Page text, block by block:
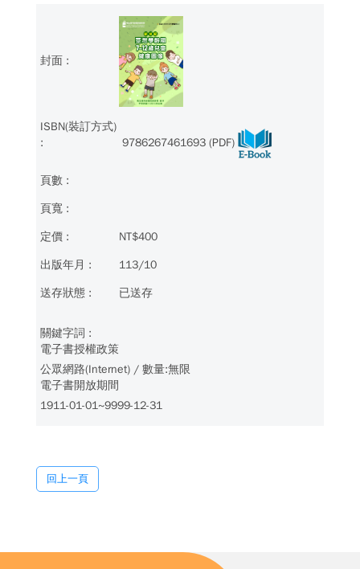
9786267461693 (PDF)
NT$400
113/10
已送存
電子書授權政策
公眾網路(Internet) / 數量:無限
電子書開放期間
1911-01-01~9999-12-31
回上一頁